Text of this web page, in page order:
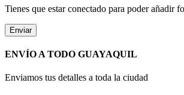
Tienes que estar conectado para poder añadir
ENVÍO A TODO GUAYAQUIL
Enviamos tus detalles a toda la ciudad